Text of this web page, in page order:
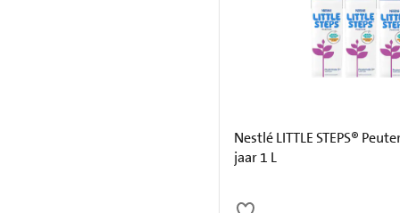
Nestlé LITTLE STEPS®
jaar 1 L